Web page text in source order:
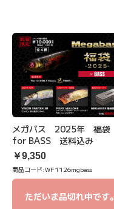
メガバス 2025年 福袋
for BASS 送料込み
￥9,350
商品コード:WF1126mgbass
ただいま品切れ中です。